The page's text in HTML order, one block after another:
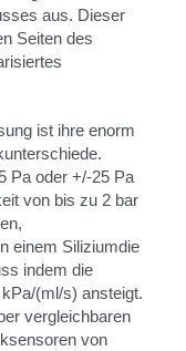
aus. Dieser
Seiten des
ist ihre enorm
Pa oder +/-25 Pa
von bis zu 2 bar
einem Siliziumdie
indem die
(ml/s) ansteigt.
vergleichbaren
von